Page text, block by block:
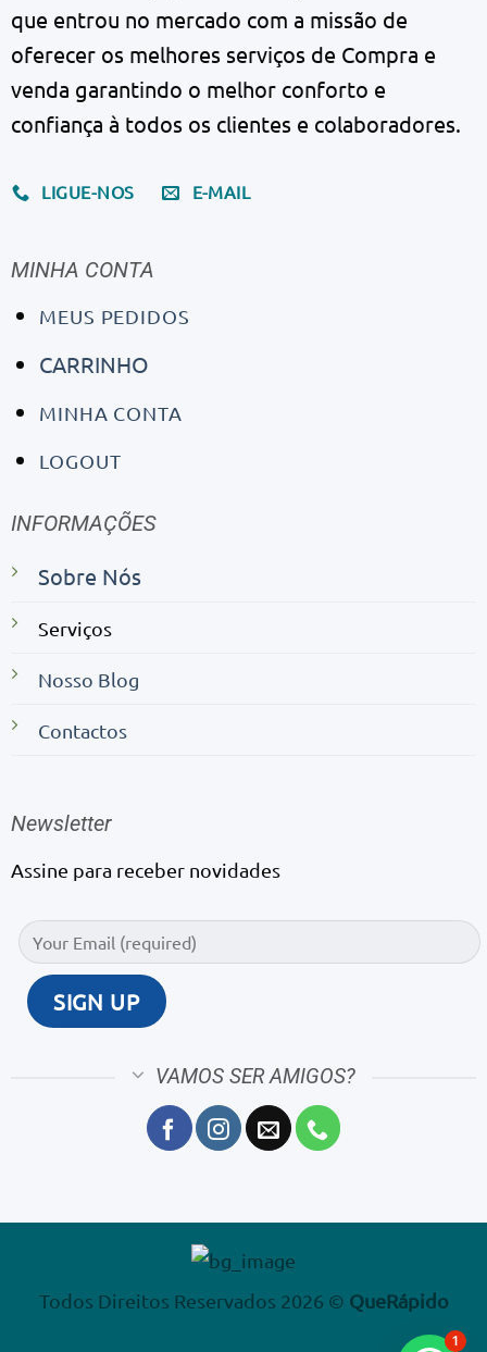
que entrou no mercado com a missão de
oferecer os melhores serviços de Compra e
venda garantindo o melhor conforto e
confiança à todos os clientes e colaboradores.
LIGUE-NOS E-MAIL
MINHA CONTA
MEUS PEDIDOS
CARRINHO
MINHA CONTA
LOGOUT
INFORMAÇÕES
Sobre Nós
Serviços
Nosso Blog
Contactos
Newsletter
Assine para receber novidades
VAMOS SER AMIGOS?
Todos Direitos Reservados 2026 © QueRápido
1